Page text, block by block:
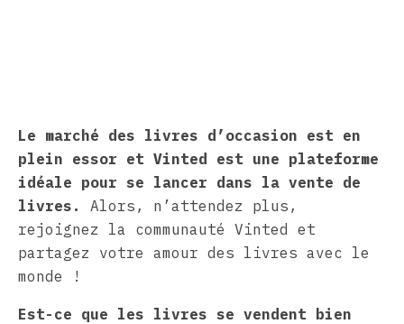
Le marché des livres d’occasion est en
plein essor et Vinted est une plateforme
idéale pour se lancer dans la vente de
livres.
Alors, n’attendez plus,
rejoignez la communauté Vinted et
partagez votre amour des livres avec le
monde !
Est-ce que les livres se vendent bien